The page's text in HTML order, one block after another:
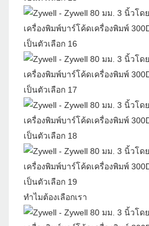
ทำไมต้องเลือกเรา